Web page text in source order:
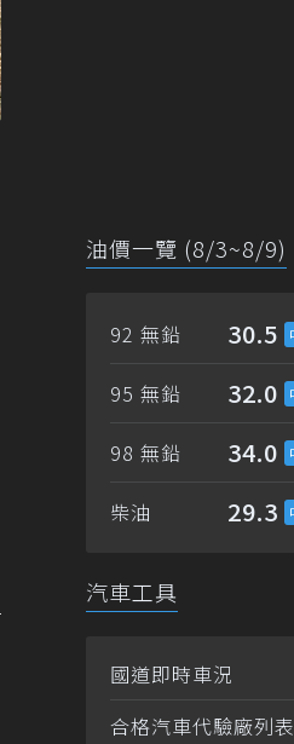
油價一覽 (8/3~8/9)
92 無鉛 30.5
95 無鉛 32.0
98 無鉛 34.0
柴油 29.3
汽車工具
國道即時車況
合格汽車代驗廠列表